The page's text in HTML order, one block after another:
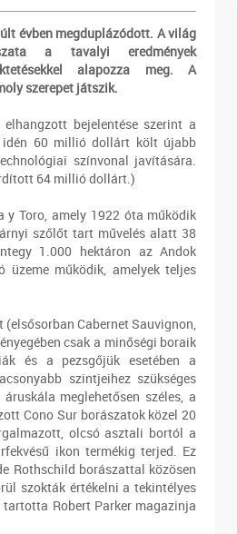
évben megduplázódott. A világ
a tavalyi eredmények
alapozza meg. A
szerepet játszik.
bejelentése szerint a
idén 60 millió dollárt költ újabb
színvonal javítására.
64 millió dollárt.)
y Toro, amely 1922 óta működik
szőlőt tart művelés alatt 38
1.000 hektáron az Andok
működik, amelyek teljes
Cabernet Sauvignon,
csak a minőségi boraik
és a pezsgőjük esetében a
szintjeihez szükséges
meglehetősen széles, a
Cono Sur borászatok közel 20
olcsó asztali bortól a
ikon termékig terjed. Ez
Rothschild borászattal közösen
szokták értékelni a tekintélyes
Robert Parker magazinja